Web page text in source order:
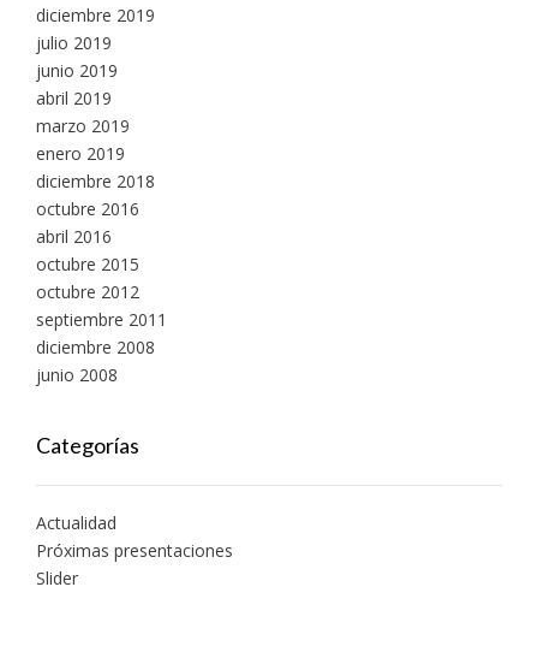
diciembre 2019
julio 2019
junio 2019
abril 2019
marzo 2019
enero 2019
diciembre 2018
octubre 2016
abril 2016
octubre 2015
octubre 2012
septiembre 2011
diciembre 2008
junio 2008
Categorías
Actualidad
Próximas presentaciones
Slider